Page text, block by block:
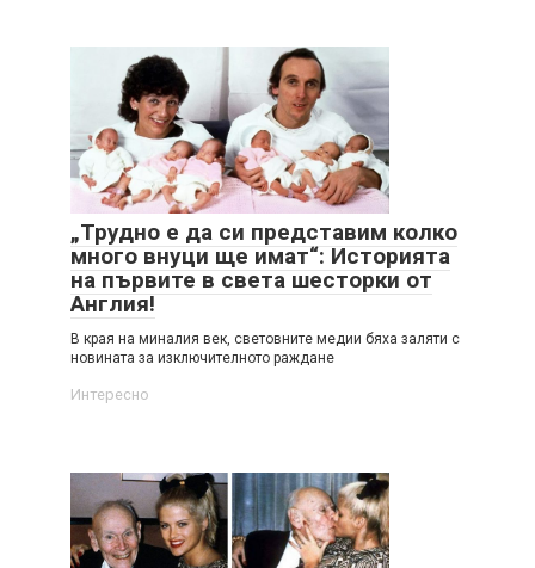
„Трудно е да си представим колко
много внуци ще имат“: Историята
на първите в света шесторки от
Англия!
В края на миналия век, световните медии бяха заляти с
новината за изключителното раждане
Интересно